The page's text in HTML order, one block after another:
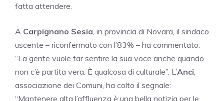
fatta attendere.
A Carpignano Sesia , in provincia di Novara, il sindaco
uscente – riconfermato con l’83% – ha commentato:
“La gente vuole far sentire la sua voce anche quando
non c’è partita vera. È qualcosa di culturale”. L’Anci
associazione dei Comuni, ha colto il segnale:
“Mantenere alta l’affluenza è una bella notizia per le